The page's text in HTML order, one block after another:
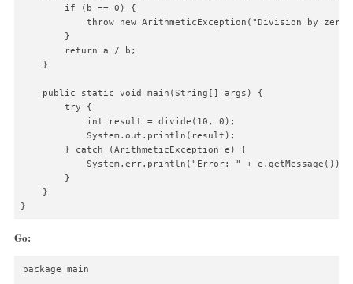
        if (b == 0) {
throw new ArithmeticException("Division by
        }
        return a / b;
    }
    public static void main(String[] args) {
        try {
            int result = divide(10, 0);
            System.out.println(result);
        } catch (ArithmeticException e) {
            System.err.println("Error: " + e.getMessage());
        }
    }
}
Go:
package main